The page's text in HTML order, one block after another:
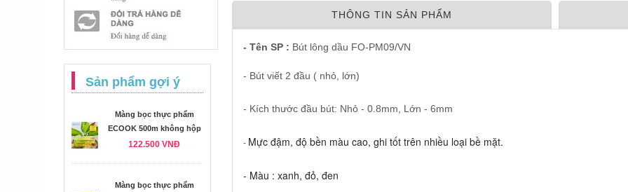
Sản phẩm gợi ý
Màng bọc thực phẩm
ECOOK 500m không hộp
122.500 VNĐ
Màng bọc thực phẩm
THÔNG TIN SẢN PHẨM
- Tên SP : Bút lông dầu FO-PM09/VN
- Bút viết 2 đầu ( nhỏ, lớn)
- Kích thước đầu bút: Nhỏ - 0.8mm, Lớn - 6mm
- Mực đậm, độ bền màu cao, ghi tốt trên nhiều loại bề mặt.
- Màu : xanh, đỏ, đen